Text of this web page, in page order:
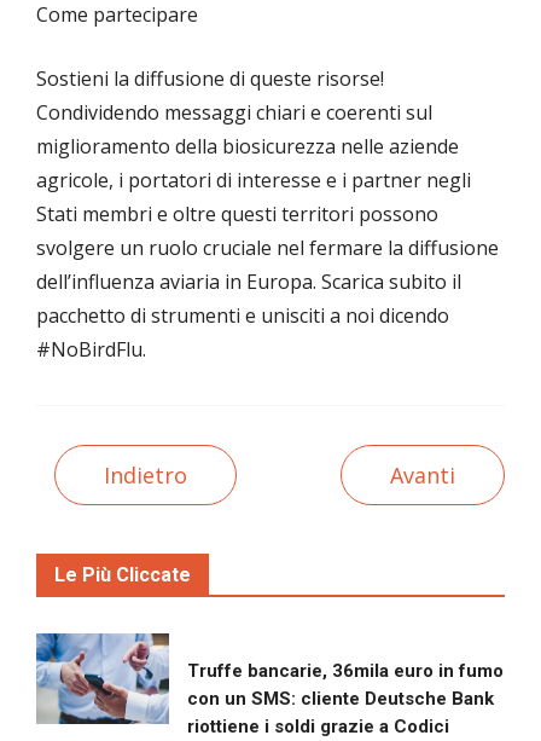
Come partecipare
Sostieni la diffusione di queste risorse!
Condividendo messaggi chiari e coerenti sul
miglioramento della biosicurezza nelle aziende
agricole, i portatori di interesse e i partner negli
Stati membri e oltre questi territori possono
svolgere un ruolo cruciale nel fermare la diffusione
dell’influenza aviaria in Europa. Scarica subito il
pacchetto di strumenti e unisciti a noi dicendo
#NoBirdFlu.
Indietro Avanti
Le Più Cliccate
Truffe bancarie, 36mila euro in fumo
con un SMS: cliente Deutsche Bank
riottiene i soldi grazie a Codici